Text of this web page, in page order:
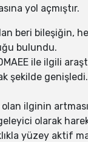
yol açmıştır.
beri bileşiğin,
bulundu.
ile ilgili
şekilde genişledi.
olan ilginin
olarak
yüzey aktif